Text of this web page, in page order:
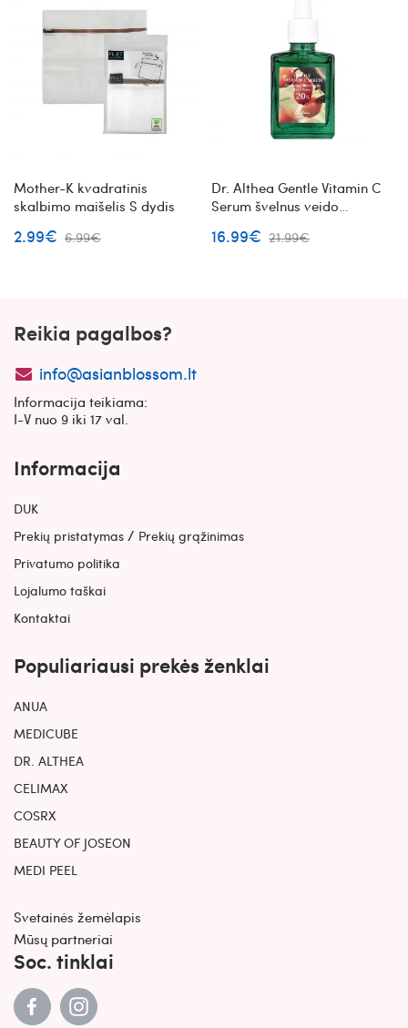
Mother-K kvadratinis
skalbimo maišelis S dydis
2.99€ 6.99€
Dr. Althea Gentle Vitamin C
Serum švelnus veido
16.99€ 21.99€
Reikia pagalbos?
info@asianblossom.lt
Informacija teikiama:
I-V nuo 9 iki 17 val.
Informacija
DUK
Prekių pristatymas / Prekių grąžinimas
Privatumo politika
Lojalumo taškai
Kontaktai
Populiariausi prekės ženklai
ANUA
MEDICUBE
DR. ALTHEA
CELIMAX
COSRX
BEAUTY OF JOSEON
MEDI PEEL
Svetainės žemėlapis
Mūsų partneriai
Soc. tinklai